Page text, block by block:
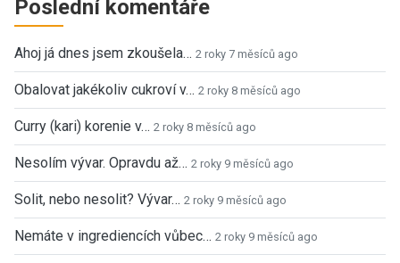
Poslední komentáře
Ahoj já dnes jsem zkoušela… 2 roky 7 měsíců ago
Obalovat jakékoliv cukroví v… 2 roky 8 měsíců ago
Curry (kari) korenie v… 2 roky 8 měsíců ago
Nesolím vývar. Opravdu až… 2 roky 9 měsíců ago
Solit, nebo nesolit? Vývar… 2 roky 9 měsíců ago
Nemáte v ingrediencích vůbec… 2 roky 9 měsíců ago